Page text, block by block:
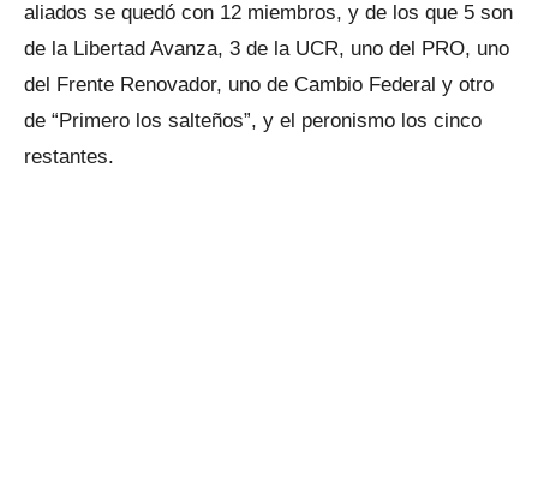
aliados se quedó con 12 miembros, y de los que 5 son
de la Libertad Avanza, 3 de la UCR, uno del PRO, uno
del Frente Renovador, uno de Cambio Federal y otro
de “Primero los salteños”, y el peronismo los cinco
restantes.